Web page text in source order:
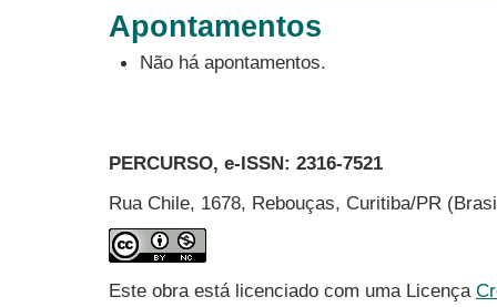
Apontamentos
Não há apontamentos.
PERCURSO, e-ISSN: 2316-7521
Rua Chile, 1678, Rebouças, Curitiba/PR
Este obra está licenciado com uma Licença